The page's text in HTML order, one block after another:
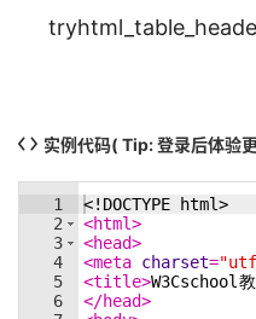
实例代码( Tip: 登录后体验
1
2
3
4
5
6
<! DOCTYPE html>
<html>
<head>
<meta charset=
<title>W3Cschool 教
</head>